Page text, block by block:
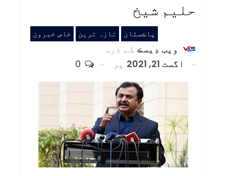
حليم شيخ
پاڪستان تازہ ترین خاص خبرون
ويب ڊيسڪ کے ذریعہ
اگست 21, 2021
پر